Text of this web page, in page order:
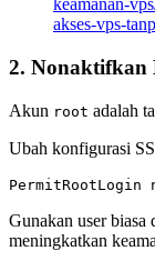
keamanan-
akses-vps-
2. Nonaktifkan
Akun root adalah
Ubah konfigurasi
Gunakan user biasa
meningkatkan